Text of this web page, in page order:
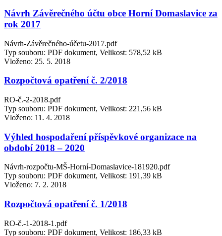
Návrh Závěrečného účtu obce Horní Domaslavice za
rok 2017
Návrh-Závěrečného-účetu-2017.pdf
Typ souboru: PDF dokument, Velikost: 578,52 kB
Vloženo: 25. 5. 2018
Rozpočtová opatření č. 2/2018
RO-č.-2-2018.pdf
Typ souboru: PDF dokument, Velikost: 221,56 kB
Vloženo: 11. 4. 2018
Výhled hospodaření příspěvkové organizace na
období 2018 – 2020
Návrh-rozpočtu-MŠ-Horní-Domaslavice-181920.pdf
Typ souboru: PDF dokument, Velikost: 191,39 kB
Vloženo: 7. 2. 2018
Rozpočtová opatření č. 1/2018
RO-č.-1-2018-1.pdf
Typ souboru: PDF dokument, Velikost: 186,33 kB